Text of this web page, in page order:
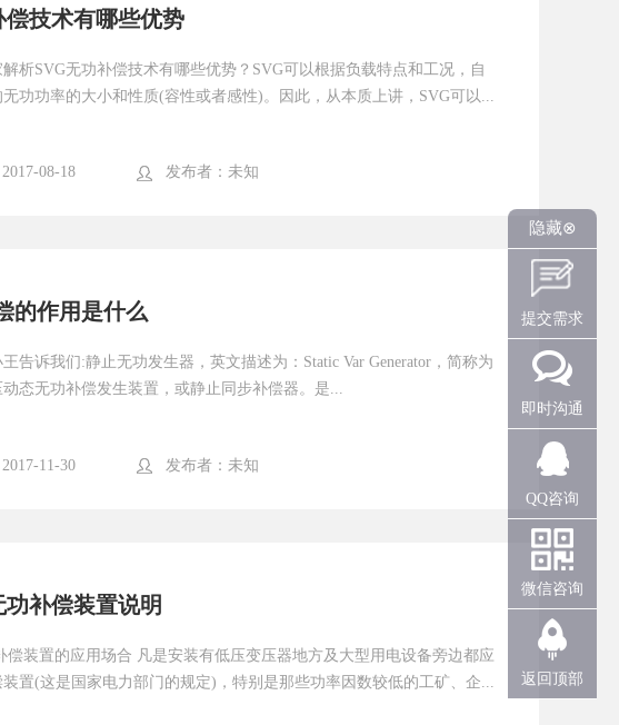
偿技术有哪些优势
析SVG无功补偿技术有哪些优势？SVG可以根据负载特点和工况，自
功功率的大小和性质(容性或者感性)。因此，从本质上讲，SVG可以...
2017-08-18 发布者： 未知
的作用是什么
告诉我们:静止无功发生器，英文描述为：Static Var Generator，简称为
动态无功补偿发生装置，或静止同步补偿器。是...
2017-11-30 发布者： 未知
补偿装置说明
偿装置的应用场合 凡是安装有低压变压器地方及大型用电设备旁边都应
置(这是国家电力部门的规定)，特别是那些功率因数较低的工矿、企...
隐藏⊗
提交需求
即时沟通
QQ咨询
微信咨询
返回顶部